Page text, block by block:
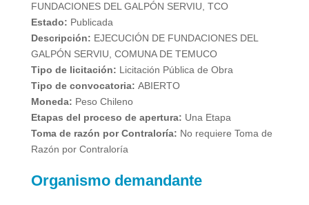
FUNDACIONES DEL GALPÓN SERVIU, TCO
Estado: Publicada
Descripción: EJECUCIÓN DE FUNDACIONES DEL
GALPÓN SERVIU, COMUNA DE TEMUCO
Tipo de licitación: Licitación Pública de Obra
Tipo de convocatoria: ABIERTO
Moneda: Peso Chileno
Etapas del proceso de apertura: Una Etapa
Toma de razón por Contraloría: No requiere Toma de
Razón por Contraloría
Organismo demandante